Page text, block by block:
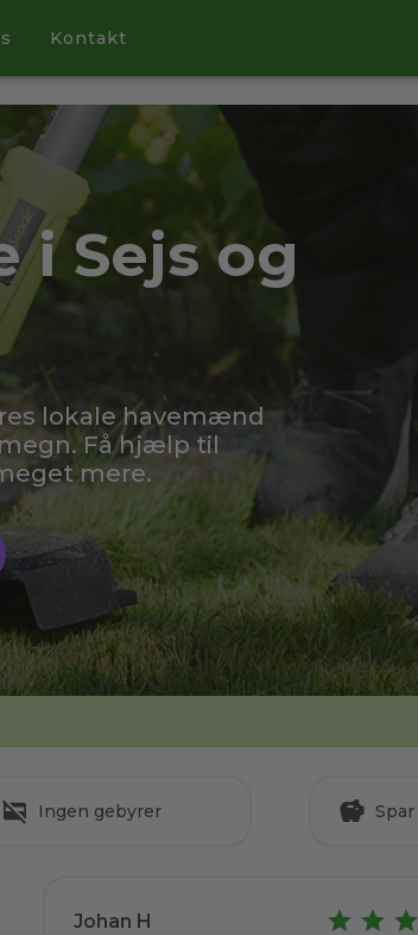
Kontakt
i Sejs og
lokale havemænd
Få hjælp til
mere.
Ingen gebyrer
Johan H